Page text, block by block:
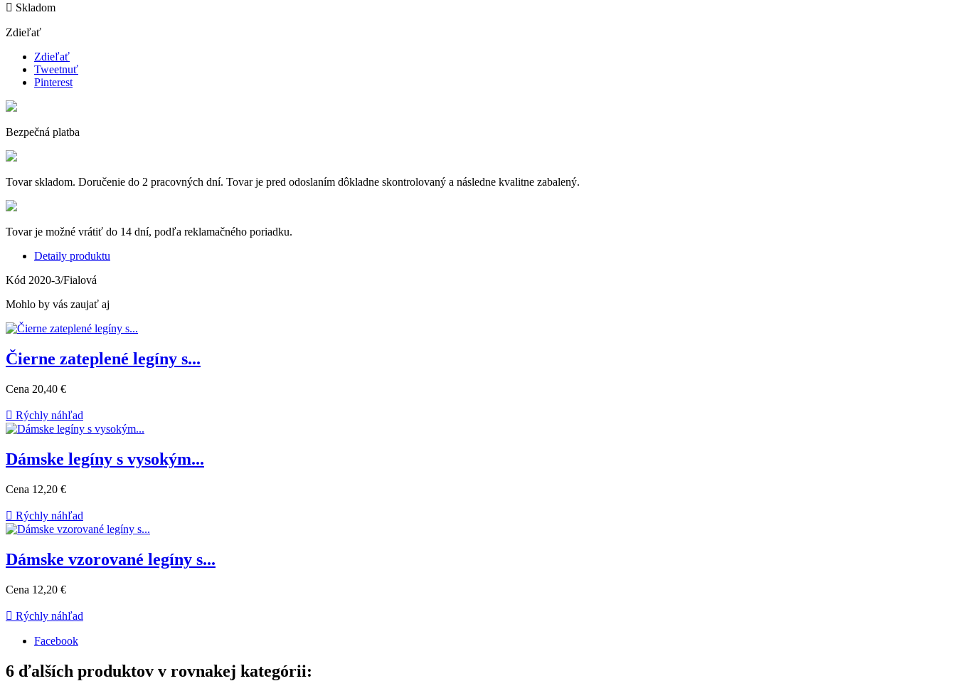
 Skladom
Zdieľať
Zdieľať
Tweetnuť
Pinterest
Bezpečná platba
Tovar skladom. Doručenie do 2 pracovných dní. Tovar je pred odoslaním dôkladne skontrolovaný a následne kvalitne zabalený.
Tovar je možné vrátiť do 14 dní, podľa reklamačného poriadku.
Detaily produktu
Kód 2020-3/Fialová
Mohlo by vás zaujať aj
Čierne zateplené legíny s...
Cena 20,40 €
 Rýchly náhľad
Dámske legíny s vysokým...
Cena 12,20 €
 Rýchly náhľad
Dámske vzorované legíny s...
Cena 12,20 €
 Rýchly náhľad
Facebook
6 ďalších produktov v rovnakej kategórii: